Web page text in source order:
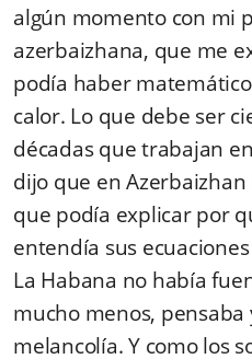
algún momento con mi
azerbaizhana, que me
podía haber
calor. Lo que debe ser
décadas que trabajan
dijo que en
que podía explicar por
entendía sus
La Habana no había
mucho menos, pensaba
melancolía. Y como los